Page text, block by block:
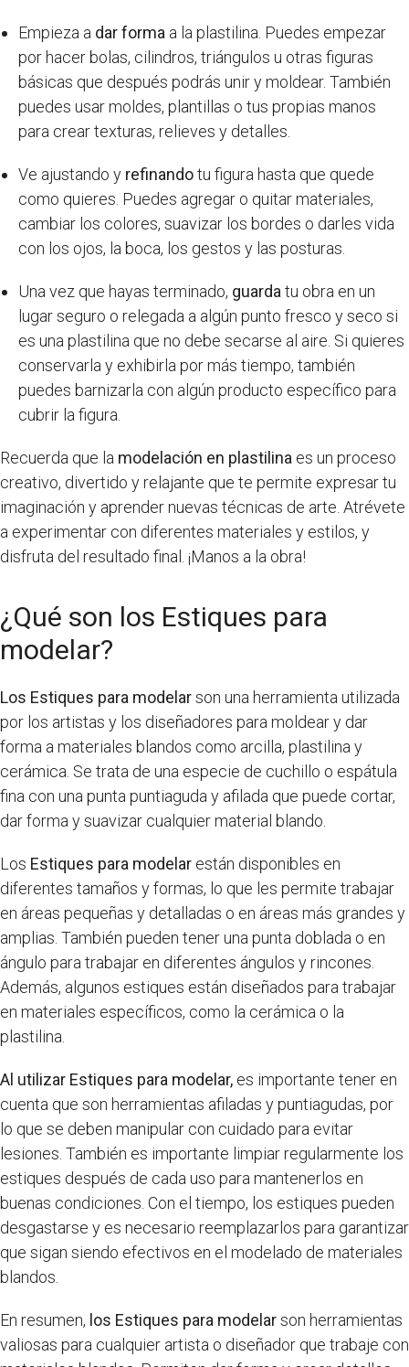
Empieza a dar forma a la plastilina. Puedes empezar
por hacer bolas, cilindros, triángulos u otras figuras
básicas que después podrás unir y moldear. También
puedes usar moldes, plantillas o tus propias manos
para crear texturas, relieves y detalles.
Ve ajustando y refinandotu figura hasta que quede
como quieres. Puedes agregar o quitar materiales,
cambiar los colores, suavizar los bordes o darles vida
con los ojos, la boca, los gestos y las posturas.
Una vez que hayas terminado, guarda tu obra en un
lugar seguro o relegada a algún punto fresco y seco si
es una plastilina que no debe secarse al aire. Si quieres
conservarla y exhibirla por más tiempo, también
puedes barnizarla con algún producto específico para
cubrir la figura.
Recuerda que la modelación en plastilina es un proceso
creativo, divertido y relajante que te permite expresar tu
imaginación y aprender nuevas técnicas de arte. Atrévete
a experimentar con diferentes materiales y estilos, y
disfruta del resultado final. ¡Manos a la obra!
¿Qué son los Estiques para
modelar?
Los Estiques para modelarson una herramienta utilizada
por los artistas y los diseñadores para moldear y dar
forma a materiales blandos como arcilla, plastilina y
cerámica. Se trata de una especie de cuchillo o espátula
fina con una punta puntiaguda y afilada que puede cortar,
dar forma y suavizar cualquier material blando.
Los Estiques para modelar están disponibles en
diferentes tamaños y formas, lo que les permite trabajar
en áreas pequeñas y detalladas o en áreas más grandes y
amplias. También pueden tener una punta doblada o en
ángulo para trabajar en diferentes ángulos y rincones.
Además, algunos estiques están diseñados para trabajar
en materiales específicos, como la cerámica o la
plastilina.
Al utilizar Estiques para modelar, es importante tener en
cuenta que son herramientas afiladas y puntiagudas, por
lo que se deben manipular con cuidado para evitar
lesiones. También es importante limpiar regularmente los
estiques después de cada uso para mantenerlos en
buenas condiciones. Con el tiempo, los estiques pueden
desgastarse y es necesario reemplazarlos para garantizar
que sigan siendo efectivos en el modelado de materiales
blandos.
En resumen, los Estiques para modelarson herramientas
valiosas para cualquier artista o diseñador que trabaje con